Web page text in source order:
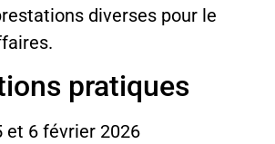
diverses pour le
pratiques
et 6 février 2026